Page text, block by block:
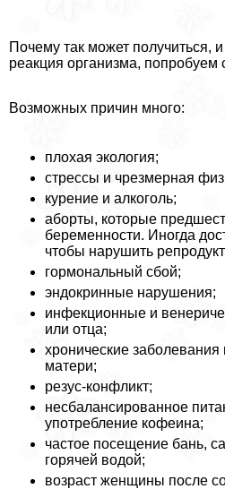
Почему так может получиться,
реакция организма, попробуем
Возможных причин много:
плохая экология;
стрессы и чрезмерная
курение и алкоголь;
aбopты, которые
беременности. Иногда
чтобы нарушить
гормональный сбой;
эндокринные нарушения;
инфекционные и
или отца;
хронические заболевания
матери;
резус-конфликт;
несбалансированное
употрeбление кофеина;
частое посещение бань,
горячей водой;
возраст женщины после